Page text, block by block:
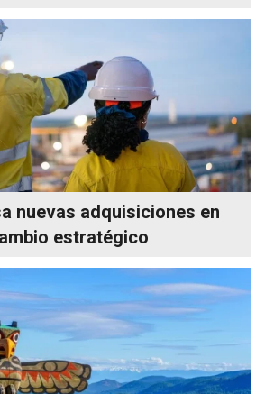
nuevas adquisiciones en
estratégico